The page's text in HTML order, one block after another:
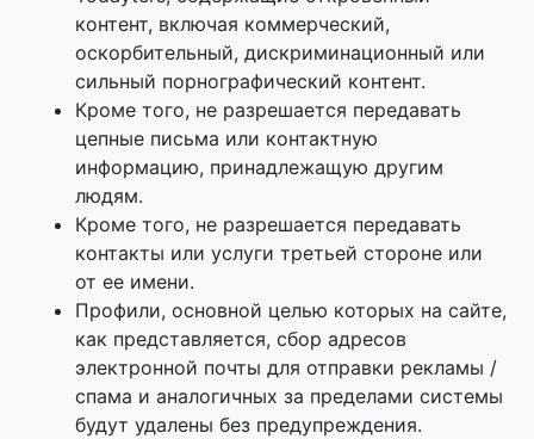
контент, включая коммерческий,
оскорбительный, дискриминационный или
сильный порнографический контент.
Кроме того, не разрешается передавать
цепные письма или контактную
информацию, принадлежащую другим
людям.
Кроме того, не разрешается передавать
контакты или услуги третьей стороне или
от ее имени.
Профили, основной целью которых на сайте,
как представляется, сбор адресов
электронной почты для отправки рекламы /
спама и аналогичных за пределами системы
будут удалены без предупреждения.